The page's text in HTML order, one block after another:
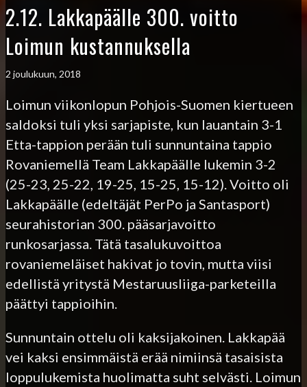
2.12. Lakkapäälle 300. voitto
Loimun kustannuksella
2 joulukuun, 2018
Loimun viikonlopun Pohjois-Suomen kiertueen
saldoksi tuli yksi sarjapiste, kun lauantain 3-1
Etta-tappion perään tuli sunnuntaina tappio
Rovaniemellä Team Lakkapäälle lukemin 3-2
(25-23, 25-22, 19-25, 15-25, 15-12). Voitto oli
Lakkapäälle (edeltäjät PerPo ja Santasport)
seurahistorian 300. pääsarjavoitto
runkosarjassa. Tätä tasalukuvoittoa
rovaniemeläiset hakivat jo tovin, mutta viisi
edellistä yritystä Mestaruusliiga-parketeilla
päättyi tappioihin.
Sunnuntain ottelu oli kaksijakoinen. Lakkapää
vei kaksi ensimmäistä erää nimiinsä tasaisista
loppulukemista huolimatta suht selvästi. Loimun